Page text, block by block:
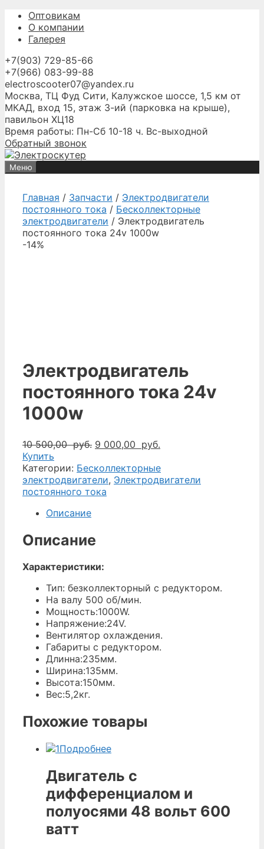
Перейти
содержимому
Оптовикам
О компании
Галерея
+7(903) 729-85-66
+7(966) 083-99-88
electroscooter07@yandex.ru
Москва, ТЦ Фуд Сити, Калужское шоссе, 1,5 км от
МКАД, вход 15, этаж 3-ий (парковка на крыше),
павильон ХЦ18
Время работы: Пн-Сб 10-18 ч. Вс-выходной
Обратный звонок
Меню
Главная / Запчасти / Электродвигатели
постоянного тока / Бесколлекторные
электродвигатели / Электродвигатель
постоянного тока 24v 1000w
-14%
Электродвигатель
постоянного тока 24v
1000w
10 500,00руб. Первоначальная
составляла
10
500,00
9 000,00 руб.
9
000,00
Купить
Категории: Бесколлекторные
электродвигатели, Электродвигатели
постоянного тока
Описание
Описание
Характеристики:
Тип: безколлекторный с редуктором.
На валу 500 об/мин.
Мощность:1000W.
Напряжение:24V.
Вентилятор охлаждения.
Габариты с редуктором.
Длинна:235мм.
Ширина:135мм.
Высота:150мм.
Вес:5,2кг.
Похожие товары
Подробнее
Двигатель с
дифференциалом и
полуосями 48 вольт 600
ватт